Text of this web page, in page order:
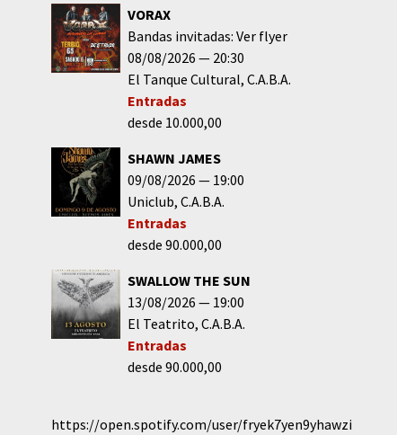
VORAX
Bandas invitadas: Ver flyer
08/08/2026
20:30
El Tanque Cultural C.A.B.A.
Entradas
desde 10.000,00
SHAWN JAMES
09/08/2026
19:00
Uniclub C.A.B.A.
Entradas
desde 90.000,00
SWALLOW THE SUN
13/08/2026
19:00
El Teatrito C.A.B.A.
Entradas
desde 90.000,00
https://open.spotify.com/user/fryek7yen9yhawzi